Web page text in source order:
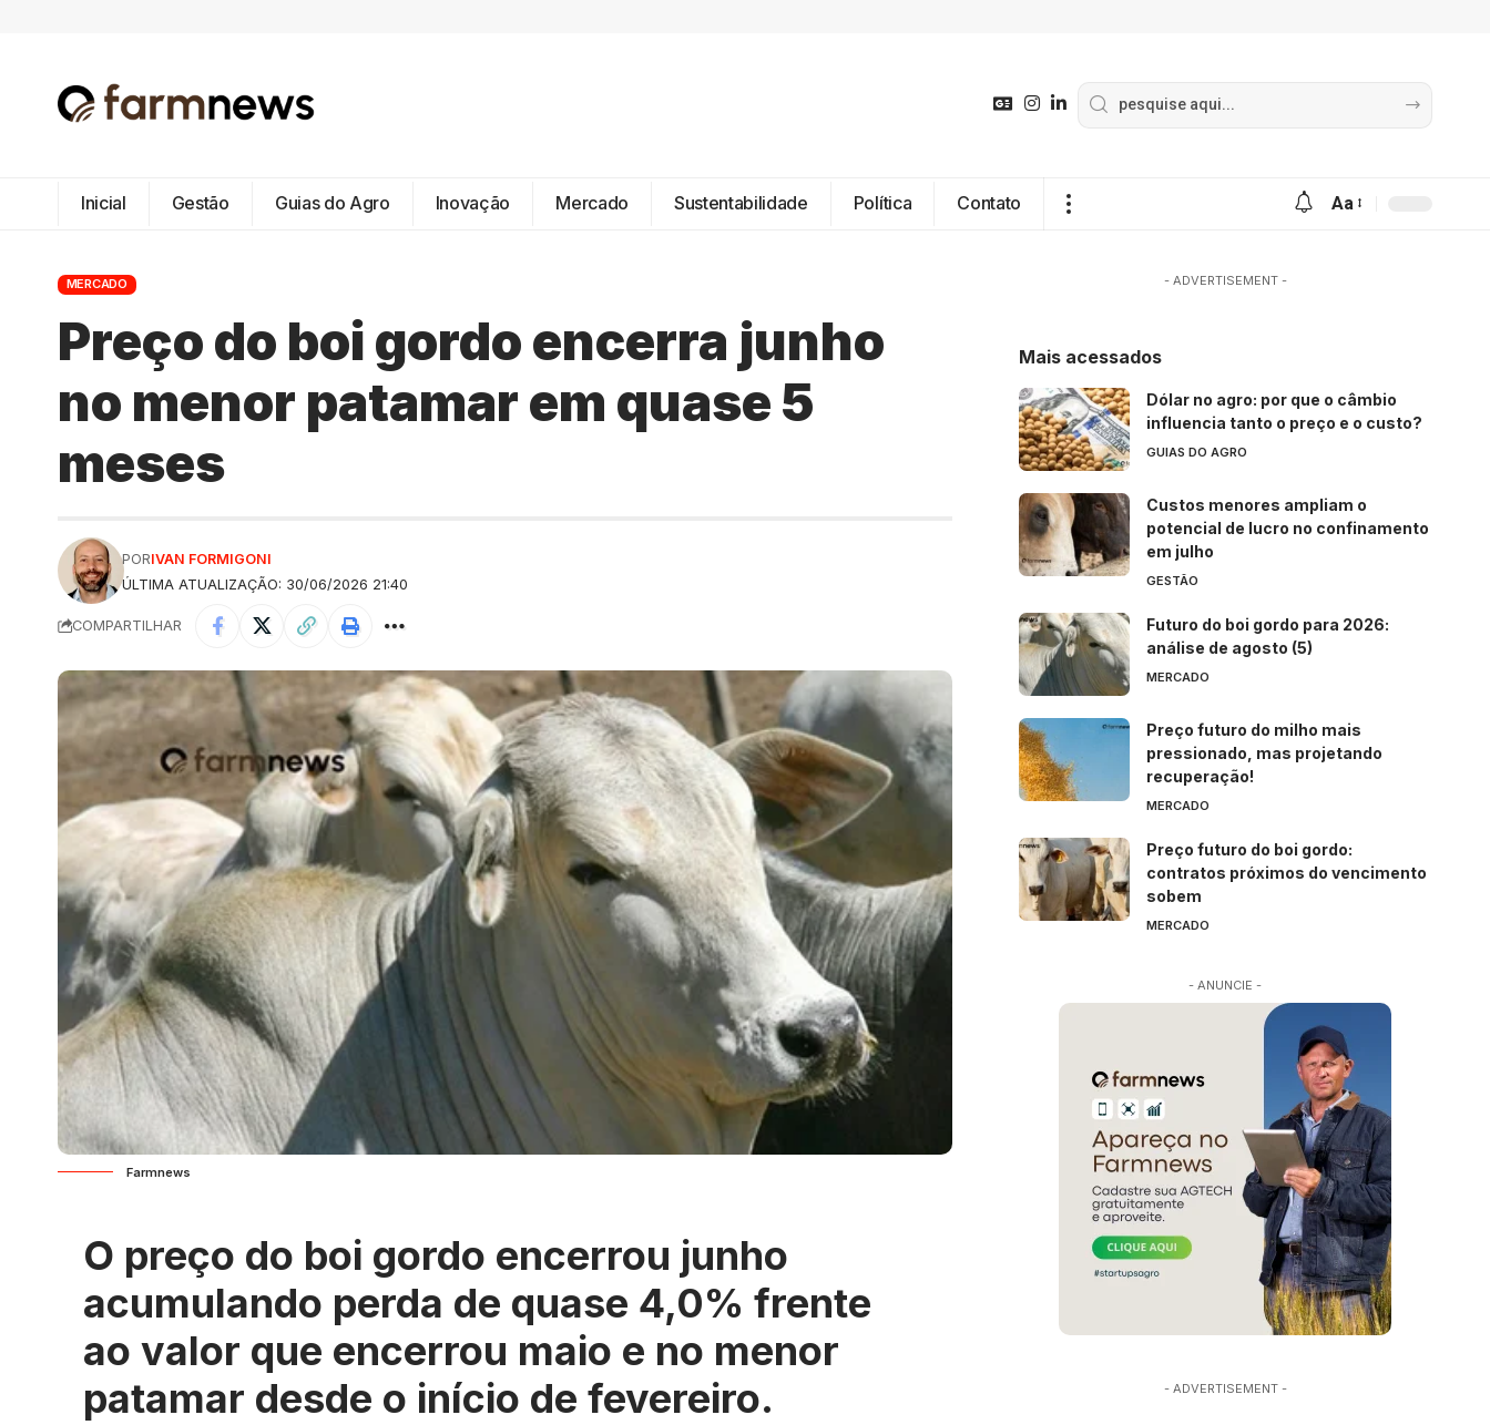
Inicial Gestão Guias do Agro Inovação Mercado Sustentabilidade Política Contato Aa
MERCADO
Preço do boi gordo encerra junho
no menor patamar em quase 5
meses
ÚLTIMA ATUALIZAÇÃO: 30/06/2026 21:40
PORIVAN FORMIGONI
COMPARTILHAR
Farmnews
O preço do boi gordo encerrou junho
acumulando perda de quase 4,0% frente
ao valor que encerrou maio e no menor
patamar desde o início de fevereiro.
- ADVERTISEMENT -
Mais acessados
Dólar no agro: por que o câmbio
influencia tanto o preço e o custo?
GUIAS DO AGRO
Custos menores ampliam o
potencial de lucro no confinamento
em julho
GESTÃO
Futuro do boi gordo para 2026:
análise de agosto (5)
MERCADO
Preço futuro do milho mais
pressionado, mas projetando
recuperação!
MERCADO
Preço futuro do boi gordo:
contratos próximos do vencimento
sobem
MERCADO
- ANUNCIE -
- ADVERTISEMENT -